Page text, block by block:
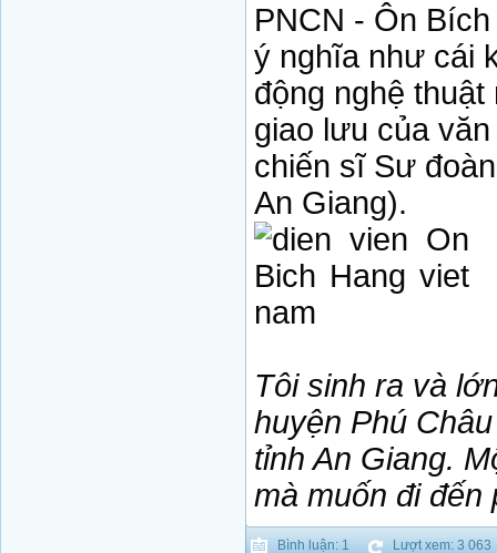
PNCN - Ôn
ý nghĩa như cái
động nghệ
giao lưu của
chiến sĩ Sư
An Giang).
Tôi sinh ra và
huyện Phú
tỉnh An Giang.
mà muốn đi đến
Bình luận: 1 Lượt xem: 3 063